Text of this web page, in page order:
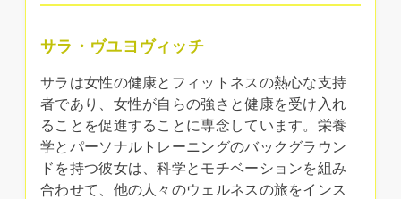
サラ・ヴユヨヴィッチ
サラは女性の健康とフィットネスの熱心な支持
者であり、女性が自らの強さと健康を受け入れ
ることを促進することに専念しています。栄養
学とパーソナルトレーニングのバックグラウン
ドを持つ彼女は、科学とモチベーションを組み
合わせて、他の人々のウェルネスの旅をインス